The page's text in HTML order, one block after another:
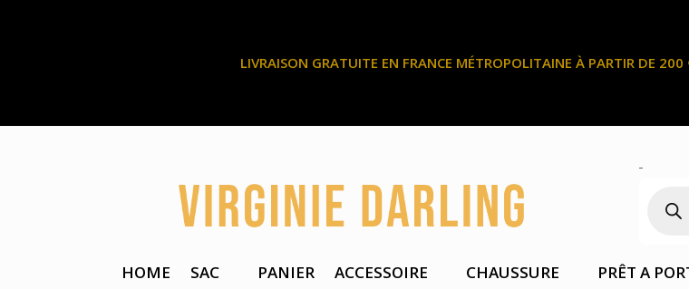
LIVRAISON GRATUITE EN FRANCE MÉTROPOLITAINE À PARTIR DE
-
HOME SAC PANIER ACCESSOIRE CHAUSSURE PRÊT A